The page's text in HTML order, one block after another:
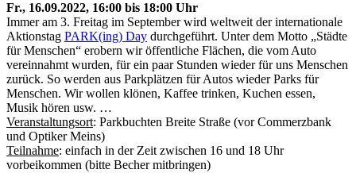
Fr., 16.09.2022, 16:00 bis 18:00 Uhr
Immer am 3. Freitag im September wird weltweit der internationale
Aktionstag PARK(ing) Day durchgeführt. Unter dem Motto „Städte
für Menschen“ erobern wir öffentliche Flächen, die vom Auto
vereinnahmt wurden, für ein paar Stunden wieder für uns Menschen
zurück. So werden aus Parkplätzen für Autos wieder Parks für
Menschen. Wir wollen klönen, Kaffee trinken, Kuchen essen,
Musik hören usw. …
Veranstaltungsort: Parkbuchten Breite Straße (vor Commerzbank
und Optiker Meins)
Teilnahme: einfach in der Zeit zwischen 16 und 18 Uhr
vorbeikommen (bitte Becher mitbringen)